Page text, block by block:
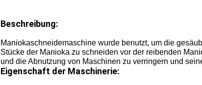
Beschreibung:
Maniokaschneidemaschine wurde benutzt, um die
Stücke der Manioka zu schneiden vor der reibenden
und die Abnutzung von Maschinen zu verringern und
Eigenschaft der Maschinerie: